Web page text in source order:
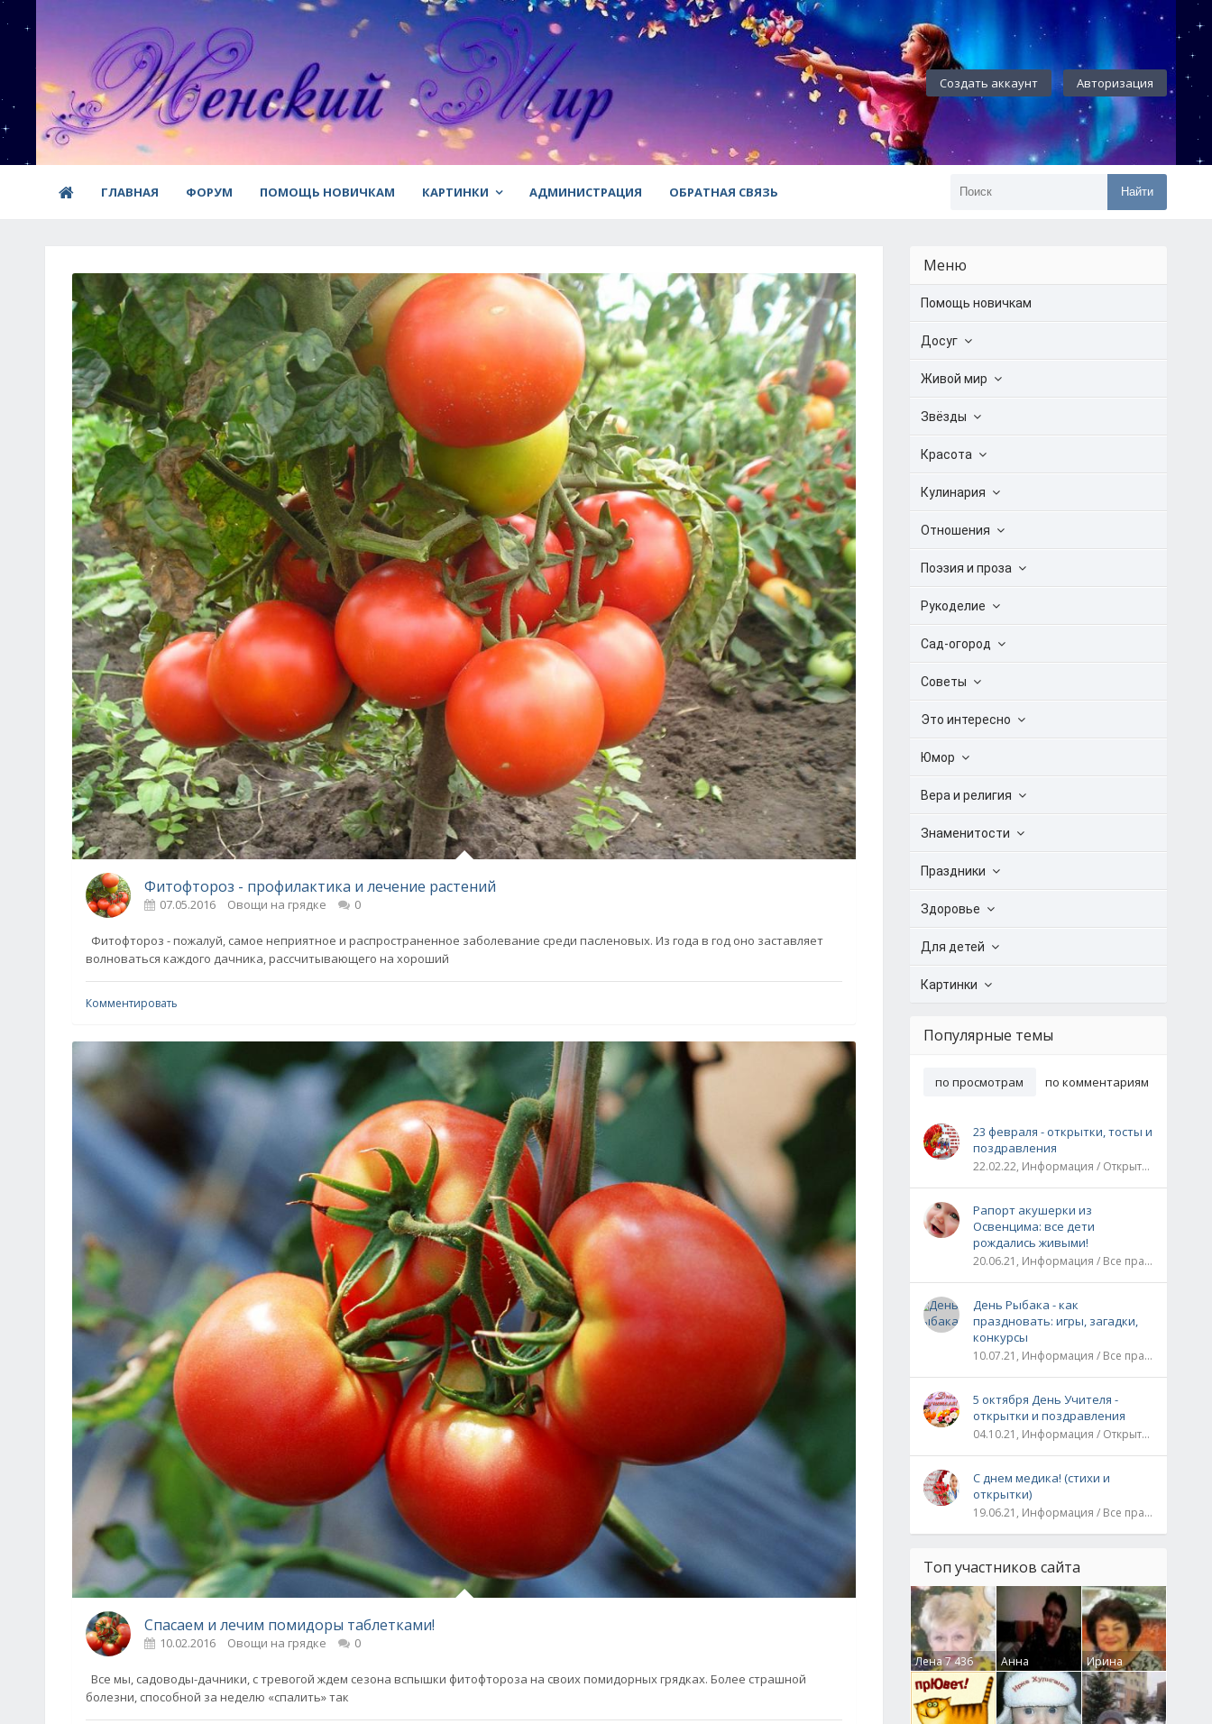
Создать аккаунт Авторизация
ГЛАВНАЯ ФОРУМ ПОМОЩЬ НОВИЧКАМ КАРТИНКИ АДМИНИСТРАЦИЯ ОБРАТНАЯ СВЯЗЬ Найти
Фитофтороз - профилактика и лечение растений
07.05.2016 Овощи на грядке 0
Фитофтороз - пожалуй, самое неприятное и распространенное заболевание среди пасленовых. Из года в год оно заставляет
волноваться каждого дачника, рассчитывающего на хороший
Комментировать
Спасаем и лечим помидоры таблетками!
10.02.2016 Овощи на грядке 0
Все мы, садоводы-дачники, с тревогой ждем сезона вспышки фитофтороза на своих помидорных грядках. Более страшной
болезни, способной за неделю «спалить» так
Меню
Помощь новичкам
Досуг
Живой мир
Звёзды
Красота
Кулинария
Отношения
Поэзия и проза
Рукоделие
Сад-огород
Советы
Это интересно
Юмор
Вера и религия
Знаменитости
Праздники
Здоровье
Для детей
Картинки
Популярные темы
по просмотрам по комментариям
23 февраля - открытки, тосты и
поздравления
22.02.22, Информация / Открытки / Все праздники
Рапорт акушерки из
Освенцима: все дети
рождались живыми!
20.06.21, Информация / Все праздники / Рассказы и истории
День Рыбака - как
праздновать: игры, загадки,
конкурсы
10.07.21, Информация / Все праздники
5 октября День Учителя -
открытки и поздравления
04.10.21, Информация / Открытки / Все праздники
С днем медика! (стихи и
открытки)
19.06.21, Информация / Все праздники
Топ участников сайта
Лена7 436
Анна
Гумлевая0
Ирина
Бруцкая41